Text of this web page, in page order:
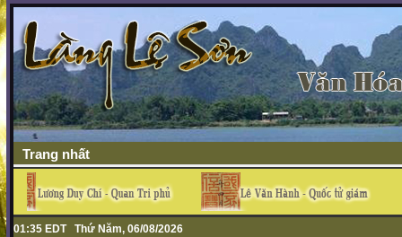
Trang nhất
01:35 EDT Thứ Năm, 06/08/2026